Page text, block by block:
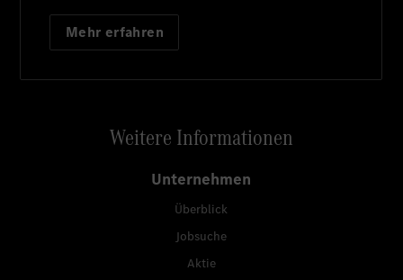
Mehr erfahren
Weitere Informationen
Unternehmen
Überblick
Jobsuche
Aktie